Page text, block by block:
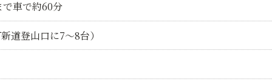
車で約60分
道登山口に7～8台）